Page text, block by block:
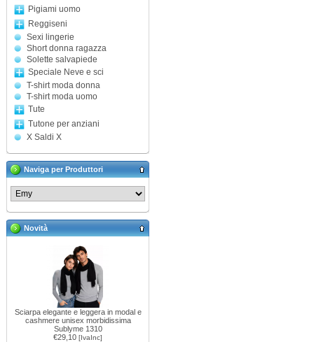
Pigiami uomo
Reggiseni
Sexi lingerie
Short donna ragazza
Solette salvapiede
Speciale Neve e sci
T-shirt moda donna
T-shirt moda uomo
Tute
Tutone per anziani
X Saldi X
Naviga per Produttori
Novità
Sciarpa elegante e leggera in modal e
cashmere unisex morbidissima
Sublyme 1310
€29,10 [IvaInc]